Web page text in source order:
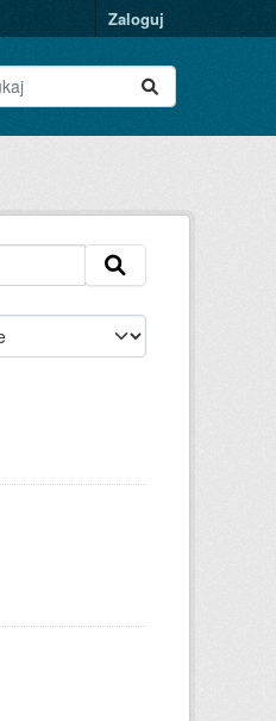
Zaloguj